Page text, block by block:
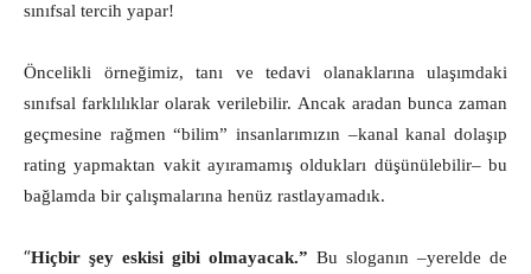
sınıfsal tercih yapar!
Öncelikli örneğimiz, tanı ve tedavi olanaklarına ulaşımdaki
sınıfsal farklılıklar olarak verilebilir. Ancak aradan bunca zaman
geçmesine rağmen “bilim” insanlarımızın ‒kanal kanal dolaşıp
rating yapmaktan vakit ayıramamış oldukları düşünülebilir‒ bu
bağlamda bir çalışmalarına henüz rastlayamadık.
“Hiçbir şey eskisi gibi olmayacak.” Bu sloganın ‒yerelde de